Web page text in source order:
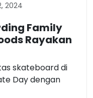
2024
Family
Rayakan
skateboard di
Day dengan